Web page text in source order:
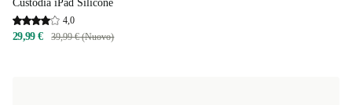
Custodia iPad Silicone
4,0
29,99 € 39,99 € (Nuovo)